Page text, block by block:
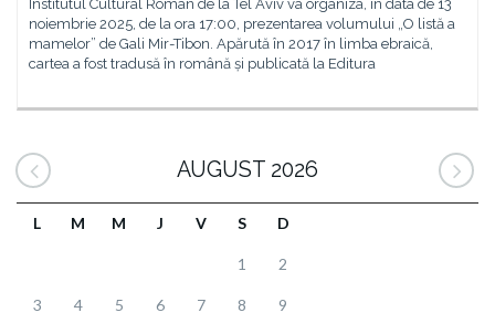
Institutul Cultural Român de la Tel Aviv va organiza, în data de 13
noiembrie 2025, de la ora 17:00, prezentarea volumului „O listă a
mamelor” de Gali Mir-Tibon. Apărută în 2017 în limba ebraică,
cartea a fost tradusă în română și publicată la Editura
AUGUST 2026
L M M J V S D
1 2
3 4 5 6 7 8 9